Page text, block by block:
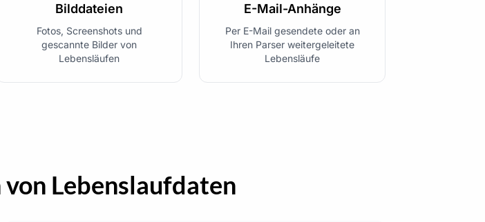
Bilddateien
Fotos, Screenshots und
gescannte Bilder von
Lebensläufen
E-Mail-Anhänge
Per E-Mail gesendete oder an
Ihren Parser weitergeleitete
Lebensläufe
Lebenslaufdaten